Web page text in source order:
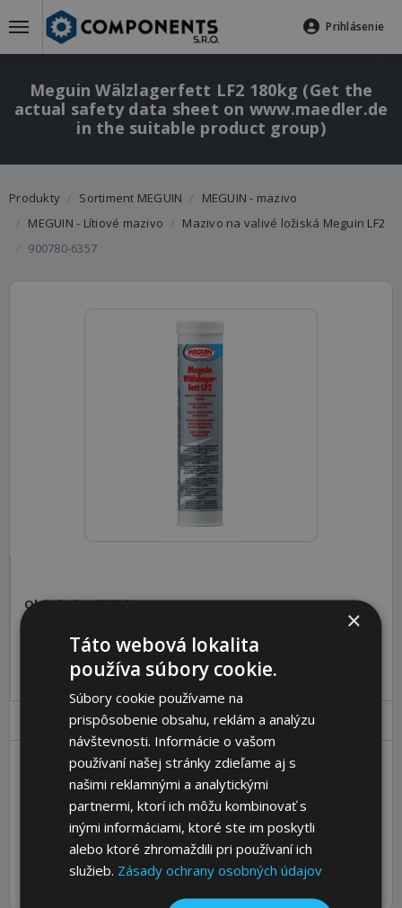
Prihlásenie
Meguin Wälzlagerfett LF2 180kg (Get the
actual safety data sheet on www.maedler.de
in the suitable product group)
Produkty Sortiment MEGUIN
MEGUIN - mazivo
MEGUIN - Lítiové mazivo
Mazivo na valivé ložiská Meguin LF2
900780-6357
Objednávací kód:900780-6357
Pre pridanie produktu do košíka sa prosím
Parametre Ceny Popis
Packaging unit (pcs)
1
Package type
Fass Schwarzblech
Package content
180kg
Weight (kg)
199,500
×
Táto webová lokalita
používa súbory cookie.
Súbory cookie používame na
prispôsobenie obsahu, reklám a analýzu
návštevnosti. Informácie o vašom
používaní našej stránky zdieľame aj s
našimi reklamnými a analytickými
partnermi, ktorí ich môžu kombinovať s
inými informáciami, ktoré ste im poskytli
alebo ktoré zhromaždili pri používaní ich
služieb. Zásady ochrany osobných údajov